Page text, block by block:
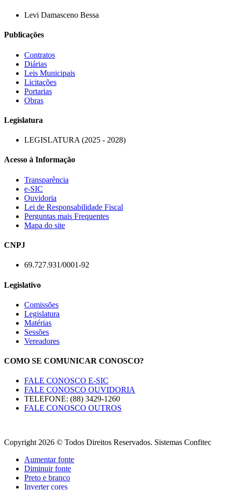
Levi Damasceno Bessa
Publicações
Contratos
Diárias
Leis Municipais
Licitações
Portarias
Obras
Legislatura
LEGISLATURA (2025 - 2028)
Acesso à Informação
Transparência
e-SIC
Ouvidoria
Lei de Responsabilidade Fiscal
Perguntas mais Frequentes
Mapa do site
CNPJ
69.727.931/0001-92
Legislativo
Comissões
Legislatura
Matérias
Sessões
Vereadores
COMO SE COMUNICAR CONOSCO?
FALE CONOSCO E-SIC
FALE CONOSCO OUVIDORIA
TELEFONE: (88) 3429-1260
FALE CONOSCO OUTROS
Copyright 2026 © Todos Direitos Reservados. Sistemas Confitec
Aumentar fonte
Diminuir fonte
Preto e branco
Inverter cores